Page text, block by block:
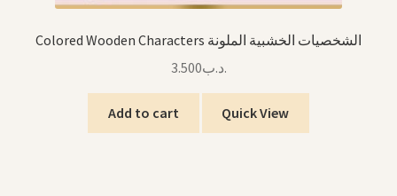
Colored Wooden Characters الشخصيات الخشبية الملونة
.د.ب3.500
Add to cart Quick View